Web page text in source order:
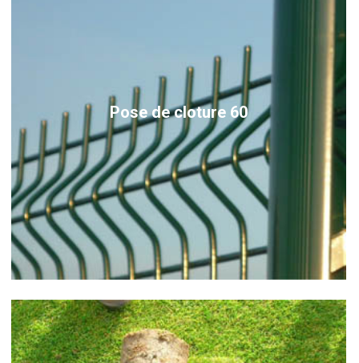
Pose de cloture 60